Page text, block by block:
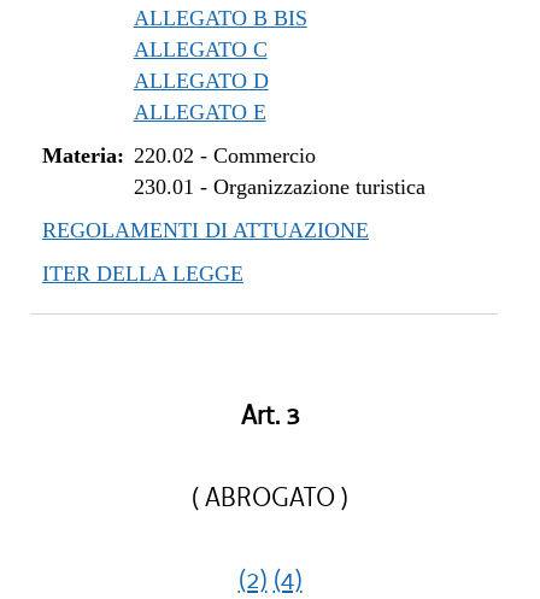
ALLEGATO B BIS
ALLEGATO C
ALLEGATO D
ALLEGATO E
Materia: 220.02 - Commercio
230.01 - Organizzazione turistica
REGOLAMENTI DI ATTUAZIONE
ITER DELLA LEGGE
Art. 3
( ABROGATO )
(2) (4)